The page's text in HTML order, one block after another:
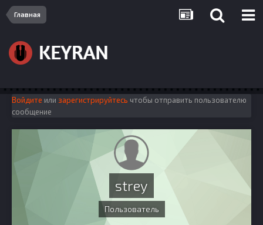
Главная
Войдите или зарегистрируйтесь чтобы отправить пользователю
сообщение
strey
Пользователь